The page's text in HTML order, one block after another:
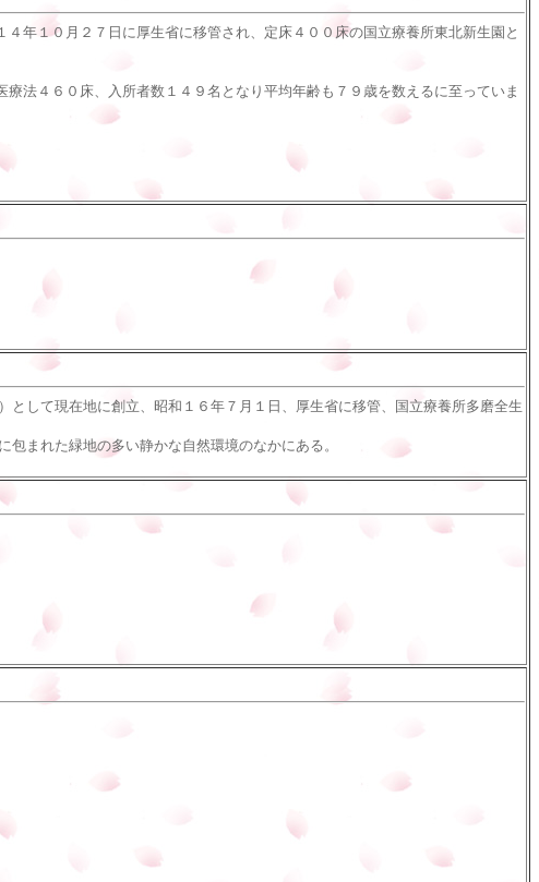
年１０月２７日に厚生省に移管され、定床４００床の国立療養所東北新生園と
法４６０床、入所者数１４９名となり平均年齢も７９歳を数えるに至っていま
して現在地に創立、昭和１６年７月１日、厚生省に移管、国立療養所多磨全生
まれた緑地の多い静かな自然環境のなかにある。